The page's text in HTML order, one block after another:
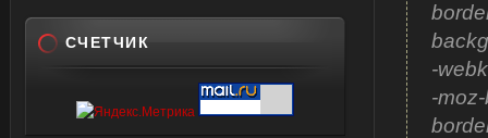
-
-
СЧЕТЧИК